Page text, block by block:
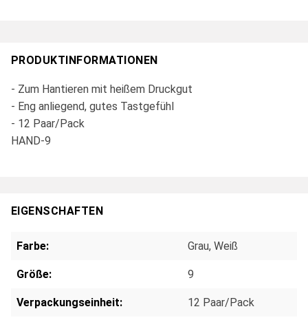
PRODUKTINFORMATIONEN
- Zum Hantieren mit heißem Druckgut
- Eng anliegend, gutes Tastgefühl
- 12 Paar/Pack
HAND-9
EIGENSCHAFTEN
Farbe: Grau, Weiß
Größe: 9
Verpackungseinheit: 12 Paar/Pack